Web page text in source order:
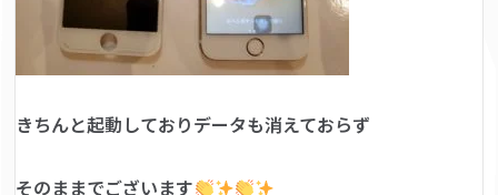
きちんと起動しておりデータも消えておらず
そのままでございます